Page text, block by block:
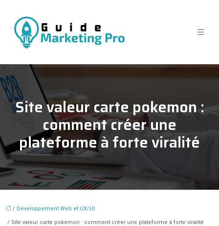
Site valeur carte pokemon :
comment créer une
plateforme à forte viralité
/ Développement Web et UX/UI
/ Site valeur carte pokemon : comment créer une plateforme à forte viralité